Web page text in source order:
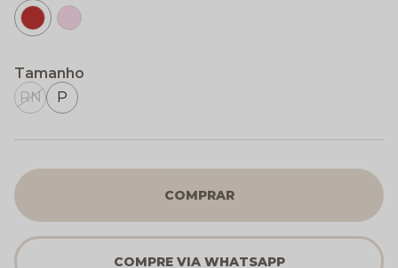
Tamanho
RN
P
COMPRAR